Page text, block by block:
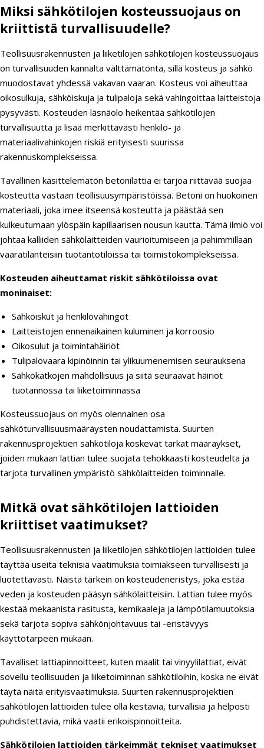
Miksi sähkötilojen kosteussuojaus on
kriittistä turvallisuudelle?
Teollisuusrakennusten ja liiketilojen sähkötilojen kosteussuojaus
on turvallisuuden kannalta välttämätöntä, sillä kosteus ja sähkö
muodostavat yhdessä vakavan vaaran. Kosteus voi aiheuttaa
oikosulkuja, sähköiskuja ja tulipaloja sekä vahingoittaa laitteistoja
pysyvästi. Kosteuden läsnäolo heikentää sähkötilojen
turvallisuutta ja lisää merkittävästi henkilö- ja
materiaalivahinkojen riskiä erityisesti suurissa
rakennuskomplekseissa.
Tavallinen käsittelemätön betonilattia ei tarjoa riittävää suojaa
kosteutta vastaan teollisuusympäristöissä. Betoni on huokoinen
materiaali, joka imee itseensä kosteutta ja päästää sen
kulkeutumaan ylöspäin kapillaarisen nousun kautta. Tämä ilmiö voi
johtaa kalliiden sähkölaitteiden vaurioitumiseen ja pahimmillaan
vaaratilanteisiin tuotantotiloissa tai toimistokomplekseissa.
Kosteuden aiheuttamat riskit sähkötiloissa ovat
moninaiset:
Sähköiskut ja henkilövahingot
Laitteistojen ennenaikainen kuluminen ja korroosio
Oikosulut ja toimintahäiriöt
Tulipalovaara kipinöinnin tai ylikuumenemisen seurauksena
Sähkökatkojen mahdollisuus ja siitä seuraavat häiriöt
tuotannossa tai liiketoiminnassa
Kosteussuojaus on myös olennainen osa
sähköturvallisuusmääräysten noudattamista. Suurten
rakennusprojektien sähkötiloja koskevat tarkat määräykset,
joiden mukaan lattian tulee suojata tehokkaasti kosteudelta ja
tarjota turvallinen ympäristö sähkölaitteiden toiminnalle.
Mitkä ovat sähkötilojen lattioiden
kriittiset vaatimukset?
Teollisuusrakennusten ja liiketilojen sähkötilojen lattioiden tulee
täyttää useita teknisiä vaatimuksia toimiakseen turvallisesti ja
luotettavasti. Näistä tärkein on kosteudeneristys, joka estää
veden ja kosteuden pääsyn sähkölaitteisiin. Lattian tulee myös
kestää mekaanista rasitusta, kemikaaleja ja lämpötilamuutoksia
sekä tarjota sopiva sähkönjohtavuus tai -eristävyys
käyttötarpeen mukaan.
Tavalliset lattiapinnoitteet, kuten maalit tai vinyylilattiat, eivät
sovellu teollisuuden ja liiketoiminnan sähkötiloihin, koska ne eivät
täytä näitä erityisvaatimuksia. Suurten rakennusprojektien
sähkötilojen lattioiden tulee olla kestäviä, turvallisia ja helposti
puhdistettavia, mikä vaatii erikoispinnoitteita.
Sähkötilojen lattioiden tärkeimmät tekniset vaatimukset